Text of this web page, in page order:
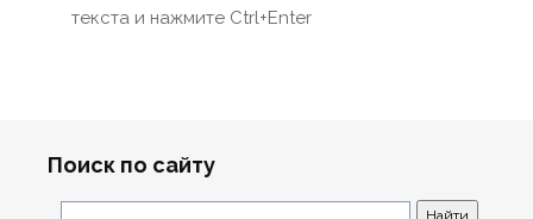
текста и нажмите Ctrl+Enter
Поиск по сайту